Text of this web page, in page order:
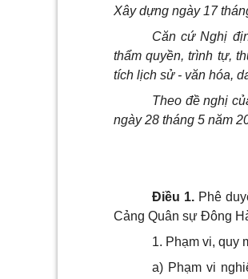
Xây dựng ngày 17
Căn cứ Nghị
thẩm quyền, trình tự,
tích lịch sử - văn hóa,
Theo đề nghị
ngày 28 tháng 5 năm
Điều 1. Phê
Cảng Quân sự Đông
1. Phạm vi, quy
a) Phạm vi